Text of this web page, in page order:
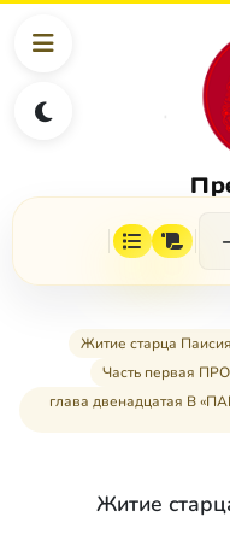
Житие старца
Часть первая
глава двенадцатая В
Житие